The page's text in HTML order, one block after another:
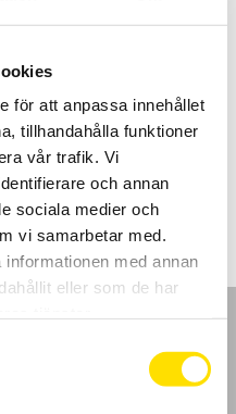
för att anpassa innehållet
tillhandahålla funktioner
vår trafik. Vi
och annan
sociala medier och
vi samarbetar med.
med annan
eller som de har
används till alla typer av
skrivare. Med E27 och BNC
till Qualistar och PEL
kr
kr
LÄS MER